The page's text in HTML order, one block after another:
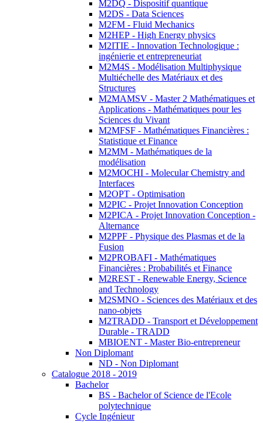
M2DQ - Dispositif quantique
M2DS - Data Sciences
M2FM - Fluid Mechanics
M2HEP - High Energy physics
M2ITIE - Innovation Technologique :
ingénierie et entrepreneuriat
M2M4S - Modélisation Multiphysique
Multiéchelle des Matériaux et des
Structures
M2MAMSV - Master 2 Mathématiques et
Applications - Mathématiques pour les
Sciences du Vivant
M2MFSF - Mathématiques Financières :
Statistique et Finance
M2MM - Mathématiques de la
modélisation
M2MOCHI - Molecular Chemistry and
Interfaces
M2OPT - Optimisation
M2PIC - Projet Innovation Conception
M2PICA - Projet Innovation Conception -
Alternance
M2PPF - Physique des Plasmas et de la
Fusion
M2PROBAFI - Mathématiques
Financières : Probabilités et Finance
M2REST - Renewable Energy, Science
and Technology
M2SMNO - Sciences des Matériaux et des
nano-objets
M2TRADD - Transport et Développement
Durable - TRADD
MBIOENT - Master Bio-entrepreneur
Non Diplomant
ND - Non Diplomant
Catalogue 2018 - 2019
Bachelor
BS - Bachelor of Science de l'Ecole
polytechnique
Cycle Ingénieur